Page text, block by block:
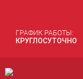
ГРАФИК РАБОТЫ:
КРУГЛОСУТОЧНО